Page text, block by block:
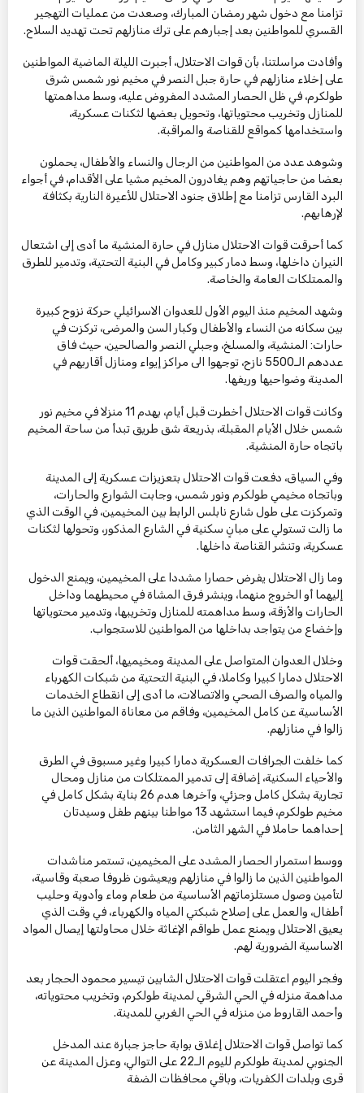
تزامنا مع دخول شهر رمضان المبارك، وصعدت من عمليات التهجير
القسري للمواطنين بعد إجبارهم على ترك منازلهم تحت تهديد السلاح.
وأفادت مراسلتنا، بأن قوات الاحتلال، أجبرت الليلة الماضية المواطنين
على إخلاء منازلهم في حارة جبل النصر في مخيم نور شمس شرق
طولكرم، في ظل الحصار المشدد المفروض عليه، وسط مداهمتها
للمنازل وتخريب محتوياتها، وتحويل بعضها لثكنات عسكرية،
واستخدامها كمواقع للقناصة والمراقبة.
وشوهد عدد من المواطنين من الرجال والنساء والأطفال، يحملون
بعضا من حاجياتهم وهم يغادرون المخيم مشيا على الأقدام، في أجواء
البرد القارس تزامنا مع إطلاق جنود الاحتلال للأعيرة النارية بكثافة
لإرهابهم.
كما أحرقت قوات الاحتلال منازل في حارة المنشية ما أدى إلى اشتعال
النيران داخلها، وسط دمار كبير وكامل في البنية التحتية، وتدمير للطرق
والممتلكات العامة والخاصة.
وشهد المخيم منذ اليوم الأول للعدوان الاسرائيلي حركة نزوح كبيرة
بين سكانه من النساء والأطفال وكبار السن والمرضى، تركزت في
حارات: المنشية، والمسلخ، وجبلي النصر والصالحين، حيث فاق
عددهم الـ5500 نازح، توجهوا الى مراكز إيواء ومنازل أقاربهم في
المدينة وضواحيها وريفها.
وكانت قوات الاحتلال أخطرت قبل أيام، بهدم 11 منزلا في مخيم نور
شمس خلال الأيام المقبلة، بذريعة شق طريق تبدأ من ساحة المخيم
باتجاه حارة المنشية.
وفي السياق، دفعت قوات الاحتلال بتعزيزات عسكرية إلى المدينة
وباتجاه مخيمي طولكرم ونور شمس، وجابت الشوارع والحارات،
وتمركزت على طول شارع نابلس الرابط بين المخيمين، في الوقت الذي
ما زالت تستولي على مبانٍ سكنية في الشارع المذكور، وتحولها لثكنات
عسكرية، وتنشر القناصة داخلها.
وما زال الاحتلال يفرض حصارا مشددا على المخيمين، ويمنع الدخول
إليهما أو الخروج منهما، وينشر فرق المشاة في محيطهما وداخل
الحارات والأزقة، وسط مداهمته للمنازل وتخريبها، وتدمير محتوياتها
وإخضاع من يتواجد بداخلها من المواطنين للاستجواب.
وخلال العدوان المتواصل على المدينة ومخيميها، ألحقت قوات
الاحتلال دمارا كبيرا وكاملا، في البنية التحتية من شبكات الكهرباء
والمياه والصرف الصحي والاتصالات، ما أدى إلى انقطاع الخدمات
الأساسية عن كامل المخيمين، وفاقم من معاناة المواطنين الذين ما
زالوا في منازلهم.
كما خلفت الجرافات العسكرية دمارا كبيرا وغير مسبوق في الطرق
والأحياء السكنية، إضافة إلى تدمير الممتلكات من منازل ومحال
تجارية بشكل كامل وجزئي، وآخرها هدم 26 بناية بشكل كامل في
مخيم طولكرم، فيما استشهد 13 مواطنا بينهم طفل وسيدتان
إحداهما حاملا في الشهر الثامن.
ووسط استمرار الحصار المشدد على المخيمين، تستمر مناشدات
المواطنين الذين ما زالوا في منازلهم ويعيشون ظروفا صعبة وقاسية،
لتأمين وصول مستلزماتهم الأساسية من طعام وماء وأدوية وحليب
أطفال، والعمل على إصلاح شبكتي المياه والكهرباء، في وقت الذي
يعيق الاحتلال ويمنع عمل طواقم الإغاثة خلال محاولتها إيصال المواد
الاساسية الضرورية لهم.
وفجر اليوم اعتقلت قوات الاحتلال الشابين تيسير محمود الحجار بعد
مداهمة منزله في الحي الشرقي لمدينة طولكرم، وتخريب محتوياته،
وأحمد القاروط من منزله في الحي الغربي للمدينة.
كما تواصل قوات الاحتلال إغلاق بوابة حاجز جبارة عند المدخل
الجنوبي لمدينة طولكرم لليوم الـ22 على التوالي، وعزل المدينة عن
قرى وبلدات الكفريات، وباقي محافظات الضفة